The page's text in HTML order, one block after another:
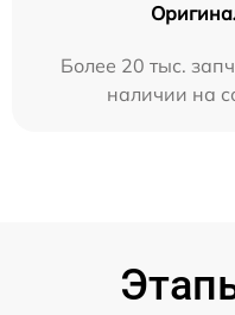
Более 20 тыс.
наличии на